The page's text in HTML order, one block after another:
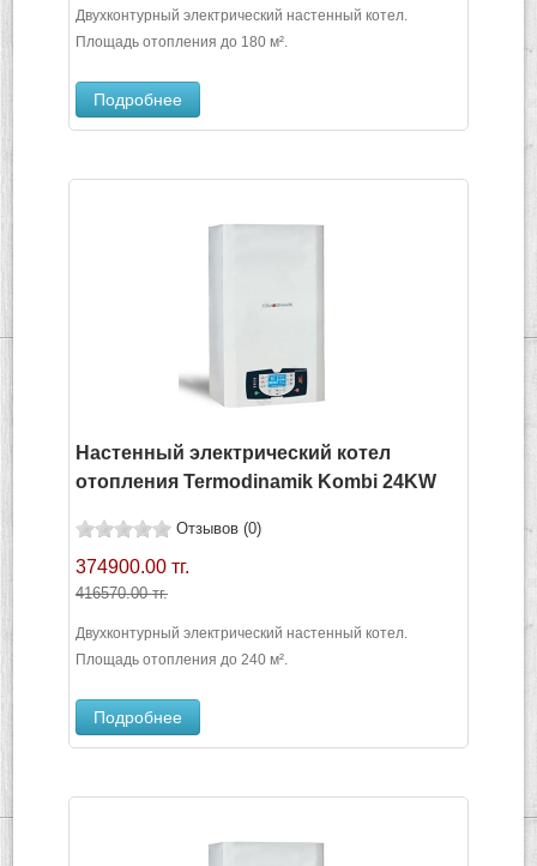
Двухконтурный электрический настенный котел.
Площадь отопления до 180 м².
Подробнее
Настенный электрический котел
отопления Termodinamik Kombi 24KW
Отзывов (0)
374900.00 тг.
416570.00 тг.
Двухконтурный электрический настенный котел.
Площадь отопления до 240 м².
Подробнее